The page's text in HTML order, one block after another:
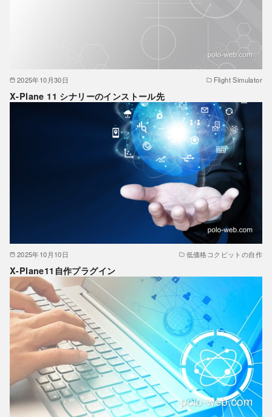
2025年10月30日 Flight Simulator
X-Plane 11 シナリーのインストール先
2025年10月10日 低価格コクピットの自作
X-Plane11自作プラグイン